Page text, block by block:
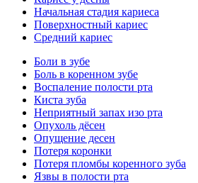
Начальная стадия кариеса
Поверхностный кариес
Средний кариес
Боли в зубе
Боль в коренном зубе
Воспаление полости рта
Киста зуба
Неприятный запах изо рта
Опухоль дёсен
Опущение десен
Потеря коронки
Потеря пломбы коренного зуба
Язвы в полости рта